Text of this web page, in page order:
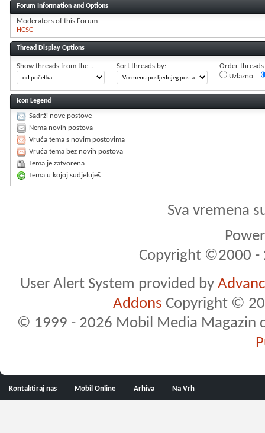
Forum Information and Options
Moderators of this Forum
HCSC
Thread Display Options
Show threads from the... Sort threads by:
Order threads
Uzlazno
Icon Legend
Sadrži nove postove
Nema novih postova
Vruća tema s novim postovima
Vruća tema bez novih postova
Tema je zatvorena
Tema u kojoj sudjeluješ
Sva vremena
Copyright ©2000 -
User Alert System provided by
Addons Copyright ©
© 1999 - 2026 Mobil Media Magazin
Kontaktiraj nas Mobil Online Arhiva Na Vrh